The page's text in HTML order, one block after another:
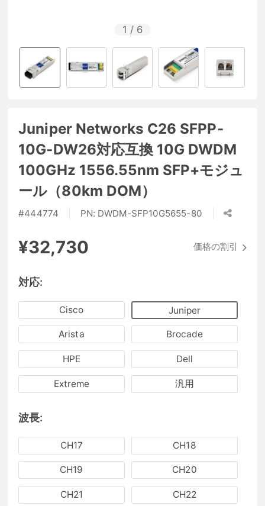
1 / 6
Juniper Networks C26 SFPP-
10G-DW26対応互換 10G DWDM
100GHz 1556.55nm SFP+モジュ
ール（80km DOM）
#444774 PN: DWDM-SFP10G5655-80
¥32,730 価格の割引
対応:
Cisco Juniper
Arista Brocade
HPE Dell
Extreme 汎用
波長:
CH17 CH18
CH19 CH20
CH21 CH22